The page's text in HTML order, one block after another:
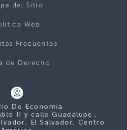
del Sitio
Web
Frecuentes
de Derecho
De Economía
II y calle Guadalupe ,
El Salvador, Centro